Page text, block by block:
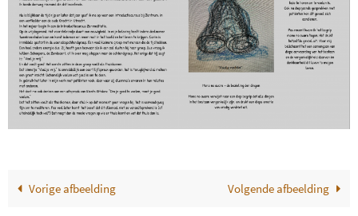
Vorige afbeelding Volgende afbeelding